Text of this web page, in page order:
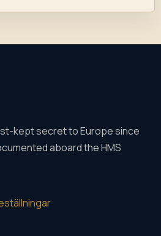
kept secret to Europe since
aboard the HMS